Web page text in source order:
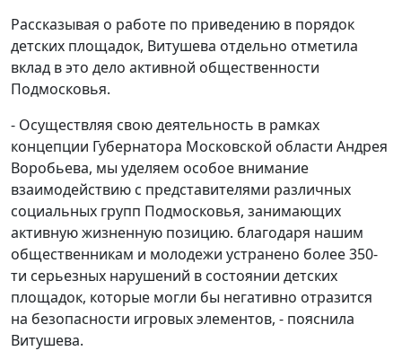
Рассказывая о работе по приведению в порядок
детских площадок, Витушева отдельно отметила
вклад в это дело активной общественности
Подмосковья.
- Осуществляя свою деятельность в рамках
концепции Губернатора Московской области Андрея
Воробьева, мы уделяем особое внимание
взаимодействию с представителями различных
социальных групп Подмосковья, занимающих
активную жизненную позицию. благодаря нашим
общественникам и молодежи устранено более 350-
ти серьезных нарушений в состоянии детских
площадок, которые могли бы негативно отразится
на безопасности игровых элементов, - пояснила
Витушева.